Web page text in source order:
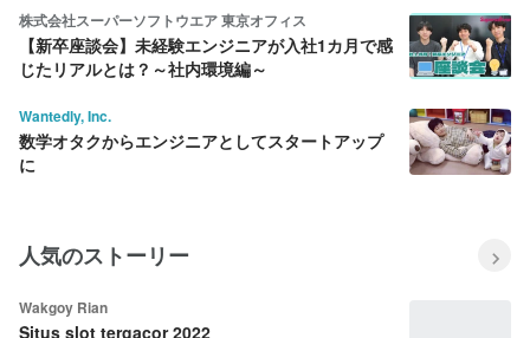
株式会社スーパーソフトウエア 東京オフィス
【新卒座談会】未経験エンジニアが入社1カ月で感
じたリアルとは？～社内環境編～
Wantedly, Inc.
数学オタクからエンジニアとしてスタートアップ
に
人気のストーリー
Wakgoy Rian
Situs slot tergacor 2022